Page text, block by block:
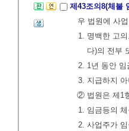
제43조의8(체불
우 법원에 사
1. 명백한 고
다)의 전부
2. 1년 동안
3. 지급하지
② 법원은 제1
1. 임금등의
2. 사업주가